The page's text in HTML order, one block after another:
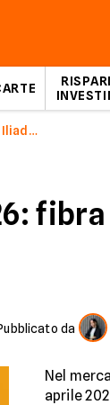
Offerta Iliadbox
da
Nel
aprile